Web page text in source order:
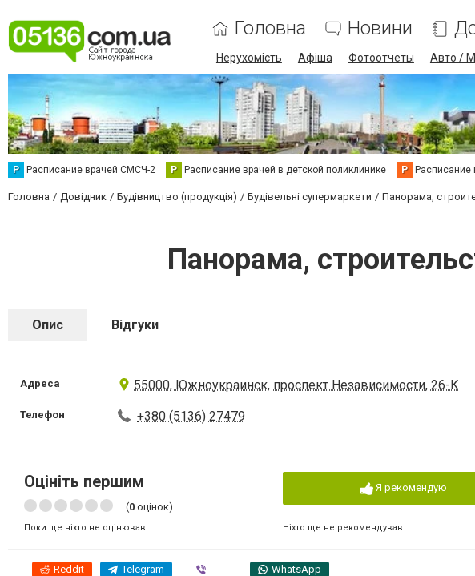
Головна Новини
Нерухомість Афіша Фотоотчеты Авто /
Р Расписание врачей СМСЧ-2 Р Расписание врачей в детской поликлинике Р
Головна Довідник Будівництво (продукція) Будівельні супермаркети Панорама,
Панорама,
Опис Відгуки
Адреса 55000, Южноукраинск, проспект Независимости, 26-К
Телефон +380 (5136) 27479
Оцініть першим
(0 оцінок)
Поки ще ніхто не оцінював
Я рекомендую
Ніхто ще не рекомендував
Reddit Telegram WhatsApp